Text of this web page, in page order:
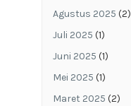
Agustus 2025 (2)
Juli 2025 (1)
Juni 2025 (1)
Mei 2025 (1)
Maret 2025 (2)